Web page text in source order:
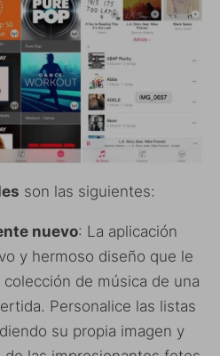
son las siguientes:
nuevo: La aplicación
y hermoso diseño que le
de música de una
Personalice las listas
su propia imagen y